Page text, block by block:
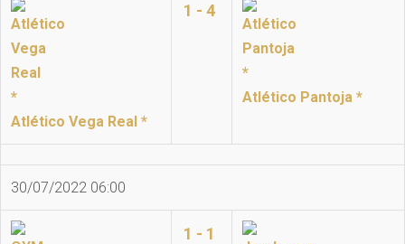
Atlético Vega Real *
1 - 4
Atlético Pantoja *
30/07/2022 06:00
1 - 1